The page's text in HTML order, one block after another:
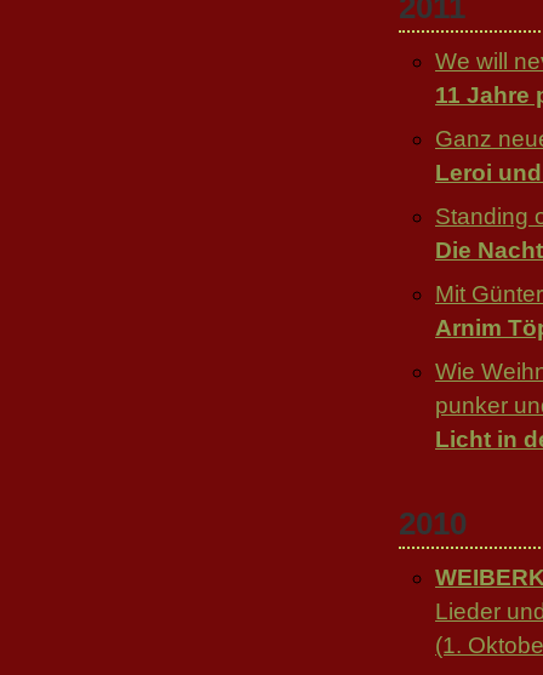
2011
We will
11 Jahre
Ganz
Leroi
Standing
Die
Mit
Arnim
Wie
punker
Licht in
2010
Lieder
(1.